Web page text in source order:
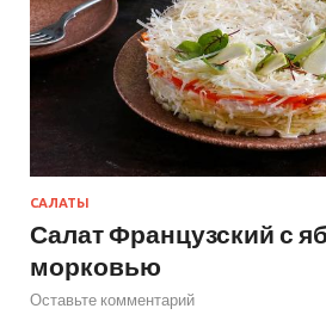
САЛАТЫ
Салат Французский с
морковью
Оставьте комментарий